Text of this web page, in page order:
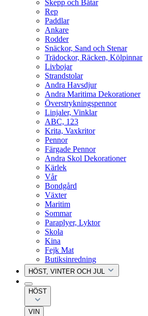
Skepp och Båtar
Rep
Paddlar
Ankare
Rodder
Snäckor, Sand och Stenar
Trädockor, Räcken, Kölpinnar
Livbojar
Strandstolar
Andra Havsdjur
Andra Maritima Dekorationer
Överstrykningspennor
Linjaler, Vinklar
ABC, 123
Krita, Vaxkritor
Pennor
Färgade Pennor
Andra Skol Dekorationer
Kärlek
Vår
Bondgård
Växter
Maritim
Sommar
Paraplyer, Lyktor
Skola
Kina
Fejk Mat
Butiksinredning
HÖST, VINTER OCH JUL
HÖST
VIN